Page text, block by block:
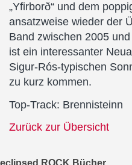
„Yfirborð“ und dem
ansatzweise wieder der
Band zwischen 2005
ist ein interessanter
Sigur-Rós-typischen
zu kurz kommen.
Top-Track: Brennisteinn
Zurück zur Übersicht
eclipsed ROCK Bücher